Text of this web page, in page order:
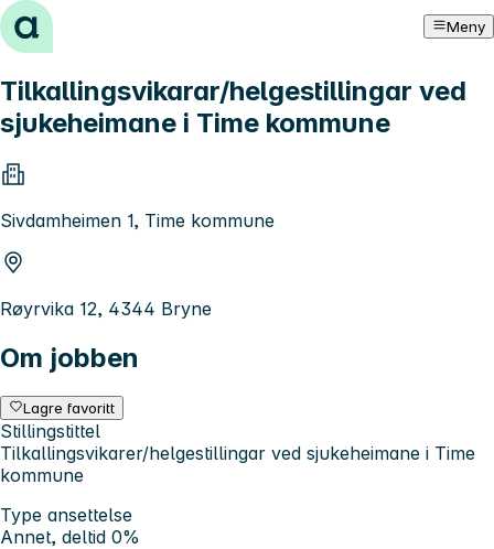
Hopp til innhold Meny
Tilkallingsvikarar/helgestillingar ved
sjukeheimane i Time kommune
Sivdamheimen 1, Time kommune
Røyrvika 12, 4344 Bryne
Om jobben
Lagre favoritt
Stillingstittel
Tilkallingsvikarer/helgestillingar ved sjukeheimane i Time
kommune
Type ansettelse
Annet, deltid 0%